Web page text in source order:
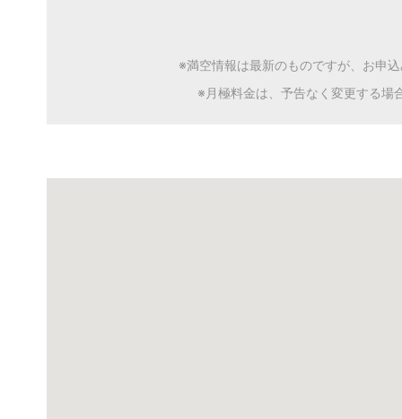
※満空情報は最新のものですが、お申
※月極料金は、予告なく変更する場